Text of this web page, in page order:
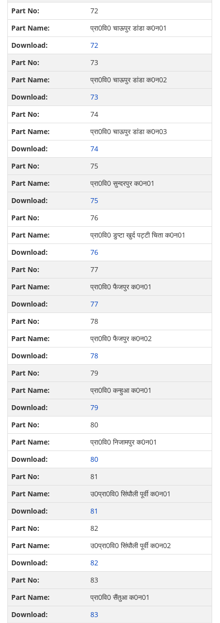
72
प्रा0वि0 चाऊपुर डांडा क0न01
72
73
प्रा0वि0 चाऊपुर डांडा क0न02
73
74
प्रा0वि0 चाऊपुर डांडा क0न03
74
75
प्रा0वि0 सुन्‍दरपुर क0न01
75
76
प्रा0वि0 डुप्‍टा खुर्द पट्टी चिता क0न01
76
77
प्रा0वि0 फैजपुर क0न01
77
78
प्रा0वि0 फैजपुर क0न02
78
79
प्रा0वि0 कन्‍हुआ क0न01
79
80
प्रा0वि0 निजामपुर क0न01
80
81
उ0प्रा0वि0 सिंघौली पूर्वी क0न01
81
82
उ0प्रा0वि0 सिंघौली पूर्वी क0न02
82
83
प्रा0वि0 सैंतुआ क0न01
83